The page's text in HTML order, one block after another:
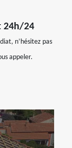
24h/24
n’hésitez pas
appeler.